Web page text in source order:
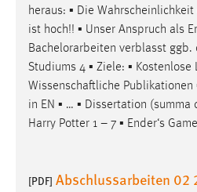
heraus: ▪ Die Wahrscheinlichkeit
ist hoch!! ▪ Unser Anspruch als
Bachelorarbeiten verblasst ggb.
Studiums 4 ▪ Ziele: ▪ Kostenlose
Wissenschaftliche Publikationen
in EN ▪ … ▪ Dissertation (summa
Harry Potter 1 – 7 ▪ Ender‘s Game
[PDF] Abschlussarbeiten 02
unsere Besucher unsere
Matomo
Name:
Zweck:
Max. 13 Monate